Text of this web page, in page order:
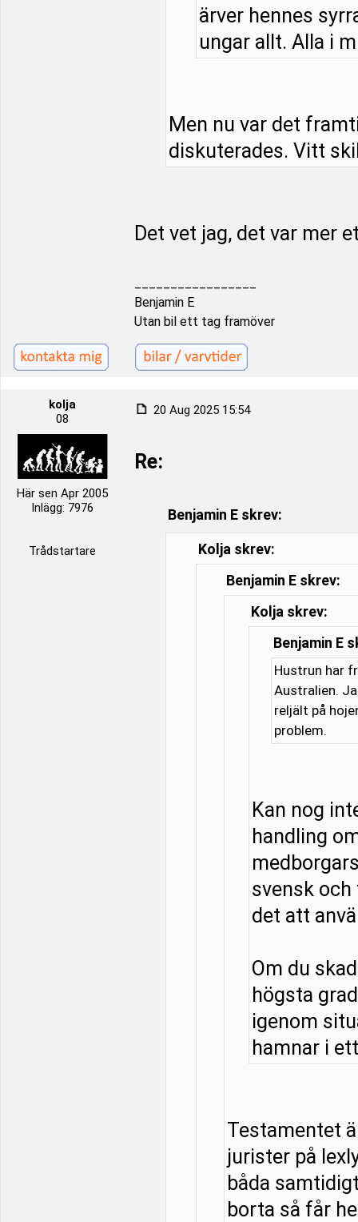
ärver hennes
ungar allt. Alla i
Men nu var det
diskuterades. Vitt
Det vet jag, det var mer
Benjamin E
Utan bil ett tag framöver
kolja
08
Här sen Apr 2005
Inlägg: 7976
Trådstartare
20 Aug 2025 15:54
Re:
Benjamin E skrev:
Kolja skrev:
Benjamin E skrev:
Kolja skrev:
Benjamin E
Hustrun har
Australien.
reljält på
problem.
Kan nog
handling
svensk
det att
Om du
högsta
igenom
hamnar i
Testamentet
jurister på
båda
borta så får